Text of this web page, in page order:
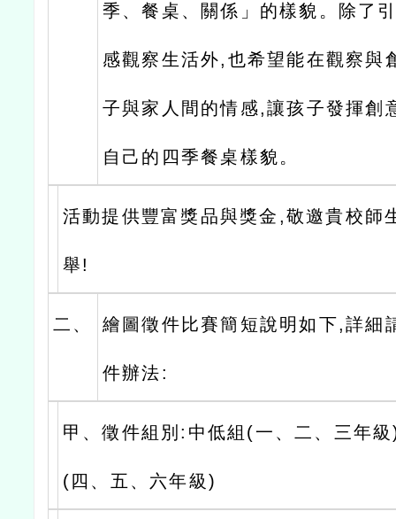
季、餐桌、關係」的樣貌。除了
感觀察生活外,也希望能在觀察與
子與家人間的情感,讓孩子發揮創
自己的四季餐桌樣貌。
活動提供豐富獎品與獎金,敬邀貴校師
舉!
二、 繪圖徵件比賽簡短說明如下,詳細
件辦法:
甲、徵件組別:中低組(一、二、三年
(四、五、六年級)